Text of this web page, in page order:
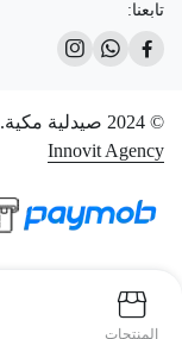
تابعنا:
© 2024 صيدلية مكية. جميع الحقوق محفوظة. تم التطوير بواسطة
Innovit Agency
المنتجات